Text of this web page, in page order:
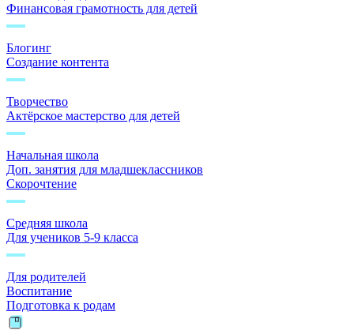
Финансовая грамотность для детей
Блогинг
Создание контента
Творчество
Актёрское мастерство для детей
Начальная школа
Доп. занятия для младшеклассников
Скорочтение
Средняя школа
Для учеников 5-9 класса
Для родителей
Воспитание
Подготовка к родам